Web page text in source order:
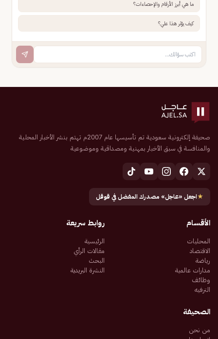
ما هي أبرز الأرقام والإحصاءات؟
كيف يؤثر هذا علي؟
صحيفة إلكترونية سعودية تم تأسيسها عام 2007م تهتم بنشر الأخبار المحلية
والمنافسة في سبق الأخبار بمهنية ومصداقية وموضوعية
★اجعل «عاجل» مصدرك المفضل في قوقل
الأقسام
المحليات
الاقتصاد
رياضة
مدارات عالمية
وظائف
الترفيه
روابط سريعة
الرئيسية
مقالات الرأي
البحث
النشرة البريدية
الصحيفة
من نحن